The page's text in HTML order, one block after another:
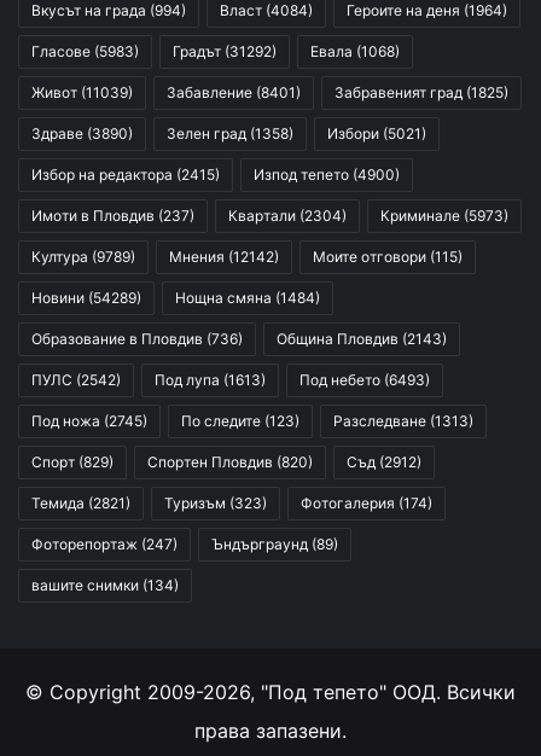
Вкусът на града (994) Власт (4084) Героите на деня (1964)
Гласове (5983) Градът (31292) Евала (1068)
Живот (11039) Забавление (8401) Забравеният град (1825)
Здраве (3890) Зелен град (1358) Избори (5021)
Избор на редактора (2415) Изпод тепето (4900)
Имоти в Пловдив (237) Квартали (2304) Криминале (5973)
Култура (9789) Мнения (12142) Моите отговори (115)
Новини (54289) Нощна смяна (1484)
Образование в Пловдив (736) Община Пловдив (2143)
ПУЛС (2542) Под лупа (1613) Под небето (6493)
Под ножа (2745) По следите (123) Разследване (1313)
Спорт (829) Спортен Пловдив (820) Съд (2912)
Темида (2821) Туризъм (323) Фотогалерия (174)
Фоторепортаж (247) Ъндърграунд (89)
вашите снимки (134)
© Copyright 2009-2026, "Под тепето" ООД. Всички
права запазени.